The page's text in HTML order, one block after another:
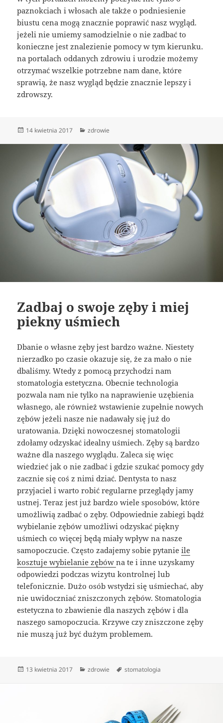
paznokciach i włosach ale także o podniesienie
biustu cena mogą znacznie poprawić nasz wygląd.
jeżeli nie umiemy samodzielnie o nie zadbać to
konieczne jest znalezienie pomocy w tym kierunku.
na portalach oddanych zdrowiu i urodzie możemy
otrzymać wszelkie potrzebne nam dane, które
sprawią, że nasz wygląd będzie znacznie lepszy i
zdrowszy.
Data
14 kwietnia 2017 Kategorie
zdrowie
Zadbaj o swoje zęby i miej
piekny uśmiech
Dbanie o własne zęby jest bardzo ważne. Niestety
nierzadko po czasie okazuje się, że za mało o nie
dbaliśmy. Wtedy z pomocą przychodzi nam
stomatologia estetyczna. Obecnie technologia
pozwala nam nie tylko na naprawienie uzębienia
własnego, ale również wstawienie zupełnie nowych
zębów jeżeli nasze nie nadawały się już do
uratowania. Dzięki nowoczesnej stomatologii
zdołamy odzyskać idealny uśmiech. Zęby są bardzo
ważne dla naszego wyglądu. Zaleca się więc
wiedzieć jak o nie zadbać i gdzie szukać pomocy gdy
zacznie się coś z nimi dziać. Dentysta to nasz
przyjaciel i warto robić regularne przeglądy jamy
ustnej. Teraz jest już bardzo wiele sposobów, które
umożliwią zadbać o zęby. Odpowiednie zabiegi bądź
wybielanie zębów umożliwi odzyskać piękny
uśmiech co więcej będą miały wpływ na nasze
samopoczucie. Często zadajemy sobie pytanieile
kosztuje wybielanie zębówna te i inne uzyskamy
odpowiedzi podczas wizytu kontrolnej lub
telefonicznie. Dużo osób wstydzi się uśmiechać, aby
nie uwidoczniać zniszczonych zębów. Stomatologia
estetyczna to zbawienie dla naszych zębów i dla
naszego samopoczucia. Krzywe czy zniszczone zęby
nie muszą już być dużym problemem.
Data
13 kwietnia 2017 Kategorie
zdrowie Tagi
stomatologia